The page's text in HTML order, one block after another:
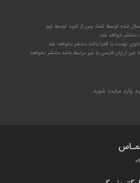
شده توسط شما، پس از تایید توسط تیم
منتشر خواهد شد.
تهمت یا افترا باشد منتشر نخواهد شد.
غیر از زبان فارسی یا غیر مرتبط باشد منتشر نخواهد
وارد سایت شوید.